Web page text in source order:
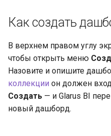
Как создать
В верхнем правом углу
чтобы открыть меню
Назовите и опишите
коллекции он должен
Создать — и Glarus BI
новый дашборд.